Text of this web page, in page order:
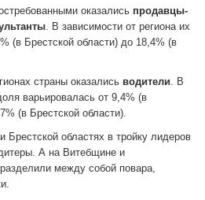
оказались продавцы-
. В зависимости от региона их
(в Брестской области) до 18,4% (в
страны оказались водители . В
варьировалась от 9,4% (в
(в Брестской области).
Брестской областях в тройку лидеров
А на Витебщине и
между собой повара,